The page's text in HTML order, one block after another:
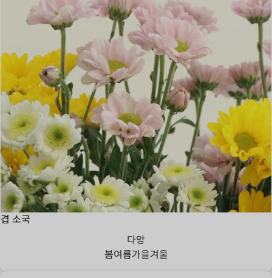
겹 소국
다양
봄여름가을겨울